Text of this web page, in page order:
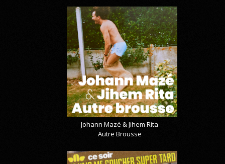
Johann Mazé & Jihem Rita
Autre Brousse